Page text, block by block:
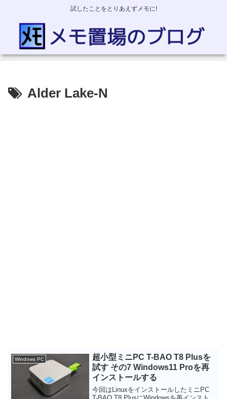
試したことをとりあえずメモに!
Alder Lake-N
Windows PC
超小型ミニPC T-BAO T8 Plusを
試す その7 Windows11 Proを再
インストールする
今回はLinuxをインストールしたミニPC